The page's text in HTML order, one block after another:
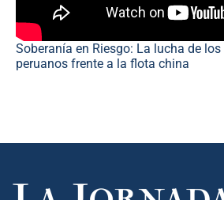
Soberanía en Riesgo: La lucha de
peruanos frente a la flota china